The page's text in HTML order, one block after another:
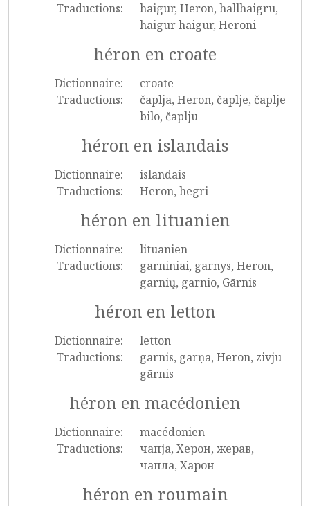
Traductions:
haigur, Heron, hallhaigru,
haigur haigur, Heroni
héron en croate
Dictionnaire:
croate
Traductions:
čaplja, Heron, čaplje, čaplje
bilo, čaplju
héron en islandais
Dictionnaire:
islandais
Traductions:
Heron, hegri
héron en lituanien
Dictionnaire:
lituanien
Traductions:
garniniai, garnys, Heron,
garnių, garnio, Gārnis
héron en letton
Dictionnaire:
letton
Traductions:
gārnis, gārņa, Heron, zivju
gārnis
héron en macédonien
Dictionnaire:
macédonien
Traductions:
чапја, Херон, жерав,
чапла, Харон
héron en roumain